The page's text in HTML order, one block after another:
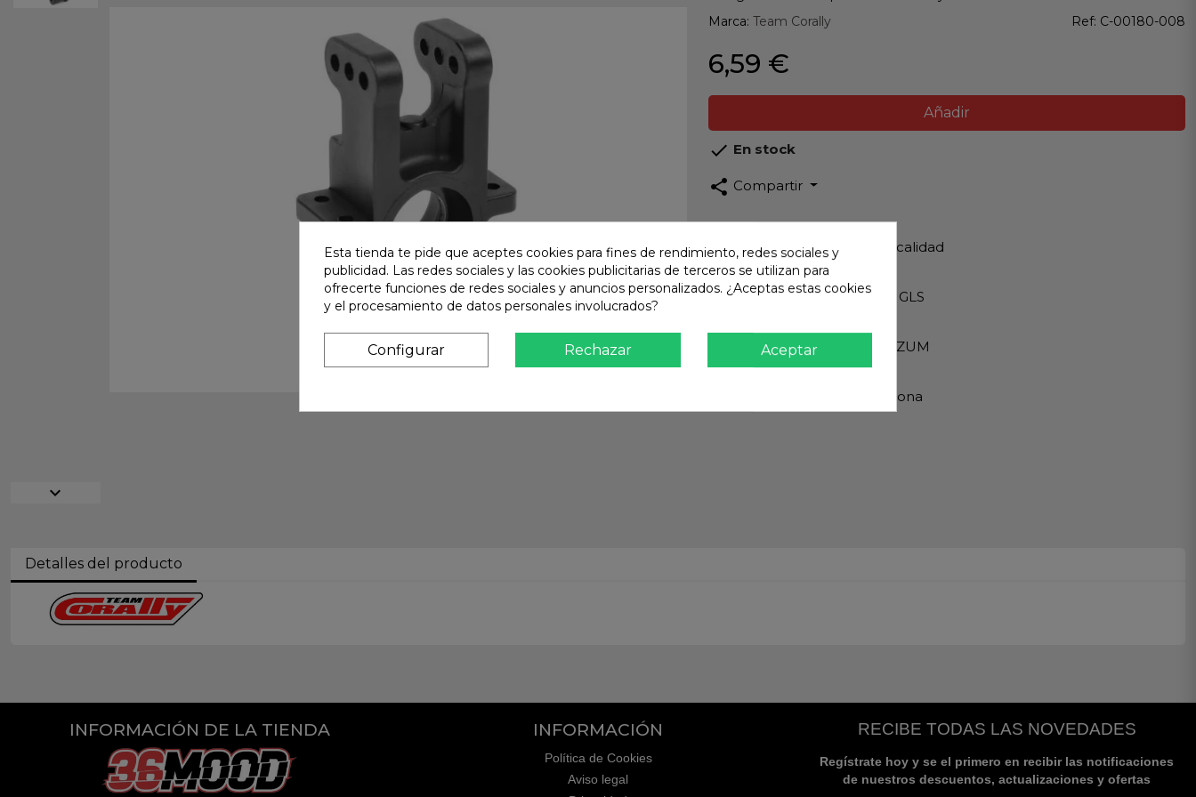
expand_more
Marca: Team Corally Ref: C-00180-008
6,59 €
Añadir
 En stock
share Compartir
Productos de Máxima calidad
Envío Rápido
Envios Internacionales GLS
Pago Seguro
TARJETA - PAYPAL - BIZUM
Te atendemos en persona
Detalles del producto
INFORMACIÓN DE LA TIENDA INFORMACIÓN
Política de Cookies
Aviso legal
RECIBE TODAS LAS NOVEDADES
Regístrate hoy y se el primero en recibir las notificaciones
de nuestros descuentos, actualizaciones y ofertas
Esta tienda te pide que aceptes cookies para fines de rendimiento, redes sociales y
publicidad. Las redes sociales y las cookies publicitarias de terceros se utilizan para
ofrecerte funciones de redes sociales y anuncios personalizados. ¿Aceptas estas cookies
y el procesamiento de datos personales involucrados?
Configurar Rechazar Aceptar